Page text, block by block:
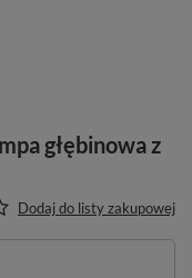
głębinowa z
Dodaj do listy zakupowej